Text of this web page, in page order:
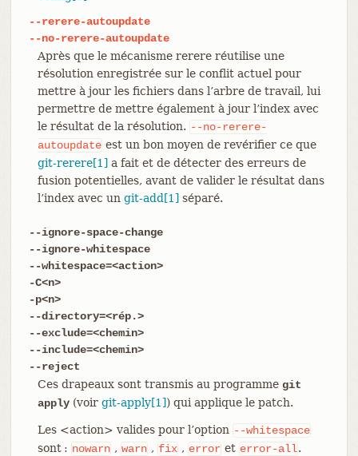
--rerere-autoupdate
--no-rerere-autoupdate
Après que le mécanisme rerere réutilise une
résolution enregistrée sur le conflit actuel pour
mettre à jour les fichiers dans l’arbre de travail, lui
permettre de mettre également à jour l’index avec
le résultat de la résolution. --no-rerere-
autoupdate est un bon moyen de revérifier ce que
git-rerere[1] a fait et de détecter des erreurs de
fusion potentielles, avant de valider le résultat dans
l’index avec un git-add[1] séparé.
--ignore-space-change
--ignore-whitespace
--whitespace=<action>
-C<n>
-p<n>
--directory=<rép.>
--exclude=<chemin>
--include=<chemin>
--reject
Ces drapeaux sont transmis au programme git
apply(voir git-apply[1]) qui applique le patch.
Les <action> valides pour l’option --whitespace
sont : nowarn , warn , fix , error et error-all.